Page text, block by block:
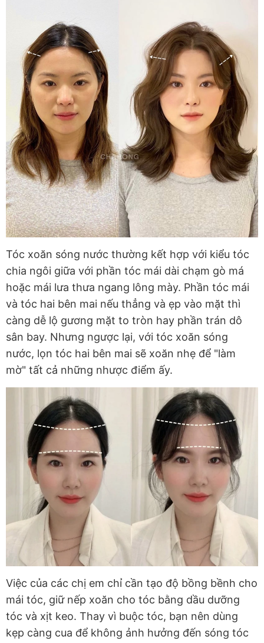
Tóc xoăn sóng nước thường kết hợp với kiểu tóc
chia ngôi giữa với phần tóc mái dài chạm gò má
hoặc mái lưa thưa ngang lông mày. Phần tóc mái
và tóc hai bên mai nếu thẳng và ẹp vào mặt thì
càng dễ lộ gương mặt to tròn hay phần trán dô
sân bay. Nhưng ngược lại, với tóc xoăn sóng
nước, lọn tóc hai bên mai sẽ xoăn nhẹ để "làm
mờ" tất cả những nhược điểm ấy.
Việc của các chị em chỉ cần tạo độ bồng bềnh cho
mái tóc, giữ nếp xoăn cho tóc bằng dầu dưỡng
tóc và xịt keo. Thay vì buộc tóc, bạn nên dùng
kẹp càng cua để không ảnh hưởng đến sóng tóc